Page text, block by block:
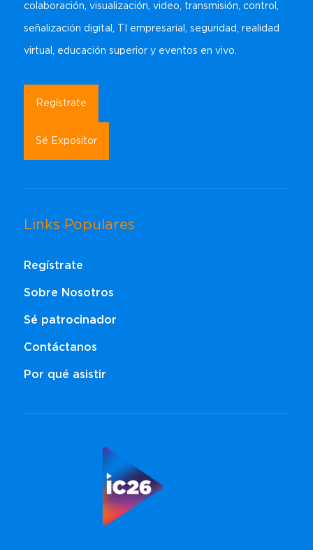
colaboración, visualización, video, transmisión, control,
señalización digital, TI empresarial, seguridad, realidad
virtual, educación superior y eventos en vivo.
Regístrate
Sé Expositor
Links Populares
Regístrate
Sobre Nosotros
Sé patrocinador
Contáctanos
Por qué asistir